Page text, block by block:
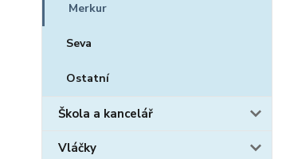
Merkur
Seva
Ostatní
Škola a kancelář
Vláčky